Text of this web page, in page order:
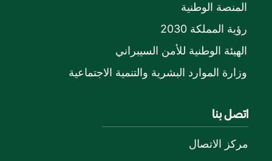
المنصة الوطنية
رؤية المملكة 2030
الهيئة الوطنية للأمن السيبراني
وزارة الموارد البشرية والتنمية الاجتماعية
اتصل بنا
مركز الاتصال